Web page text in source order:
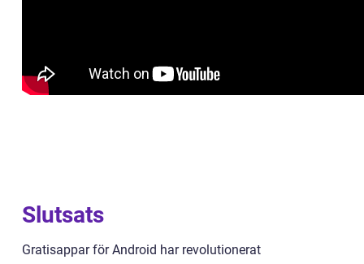
Slutsats
Gratisappar för Android har revolutionerat